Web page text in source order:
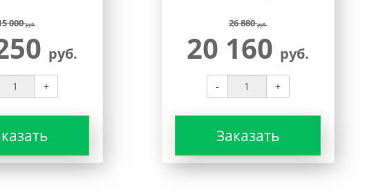
000руб.
руб.
+
26 880руб.
20 160 руб.
- +
Заказать